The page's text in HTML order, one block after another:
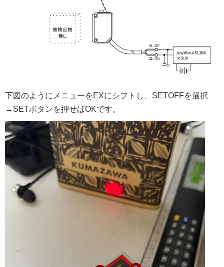
下図のようにメニューをEXにシフトし、SETOFFを選択
→SETボタンを押せばOKです。